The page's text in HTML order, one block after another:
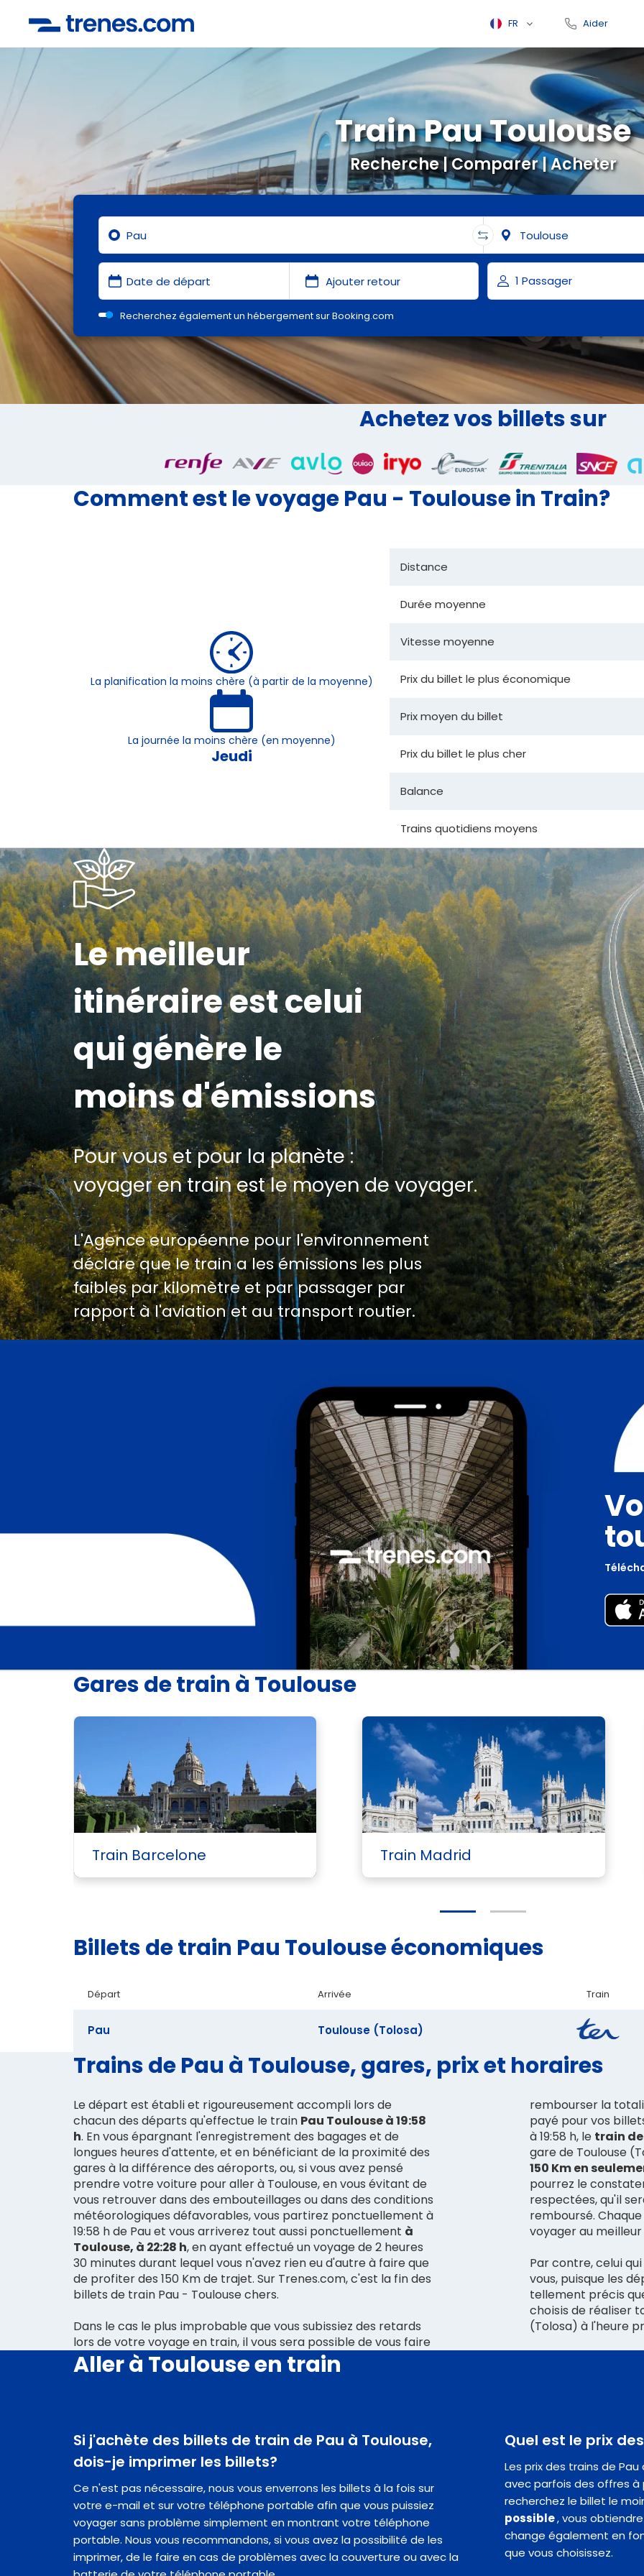
FR Aider
Recherche | Comparer | Acheter
Train Pau Toulouse
Recherchez également un hébergement sur Booking.com
Achetez vos billets sur
Comment est le voyage Pau - Toulouse in Train?
La planification la moins chère (à partir de la moyenne)
La journée la moins chère (en moyenne)
Jeudi
Distance
Durée moyenne
Vitesse moyenne
Prix du billet le plus économique
Prix moyen du billet
Prix du billet le plus cher
Balance
Trains quotidiens moyens
Le meilleur
itinéraire est celui
qui génère le
moins d'émissions
Pour vous et pour la planète :
voyager en train est le moyen de voyager.
L'Agence européenne pour l'environnement
déclare que le train a les émissions les plus
faibles par kilomètre et par passager par
rapport à l'aviation et au transport routier.
Gares de train à Toulouse
Train Barcelone Train Madrid
Billets de train Pau Toulouse économiques
Départ Arrivée Train
Pau Toulouse (Tolosa)
Trains de Pau à Toulouse, gares, prix et horaires
Le départ est établi et rigoureusement accompli lors de
chacun des départs qu'effectue le train Pau Toulouse à 19:58
h. En vous épargnant l'enregistrement des bagages et de
longues heures d'attente, et en bénéficiant de la proximité des
gares à la différence des aéroports, ou, si vous avez pensé
prendre votre voiture pour aller à Toulouse, en vous évitant de
vous retrouver dans des embouteillages ou dans des conditions
météorologiques défavorables, vous partirez ponctuellement à
19:58 h de Pau et vous arriverez tout aussi ponctuellement à
Toulouse, à 22:28 h, en ayant effectué un voyage de 2 heures
30 minutes durant lequel vous n'avez rien eu d'autre à faire que
de profiter des 150 Km de trajet. Sur Trenes.com, c'est la fin des
billets de train Pau - Toulouse chers.
Dans le cas le plus improbable que vous subissiez des retards
lors de votre voyage en train, il vous sera possible de vous faire
rembourser la
payé pour vos
à 19:58 h, le
gare de Toulouse
150 Km en
pourrez le
respectées, qu'il
remboursé.
voyager au
Par contre, celui
vous, puisque les
tellement précis
choisis de réaliser
(Tolosa) à l'heure
Aller à Toulouse en train
Si j'achète des billets de train de Pau à Toulouse,
dois-je imprimer les billets?
Ce n'est pas nécessaire, nous vous enverrons les billets à la fois sur
votre e-mail et sur votre téléphone portable afin que vous puissiez
voyager sans problème simplement en montrant votre téléphone
portable. Nous vous recommandons, si vous avez la possibilité de les
imprimer, de le faire en cas de problèmes avec la couverture ou avec la
Quel est le prix
Les prix des trains de
avec parfois des offres à
recherchez le billet le
possible, vous
change également en
que vous choisissez.